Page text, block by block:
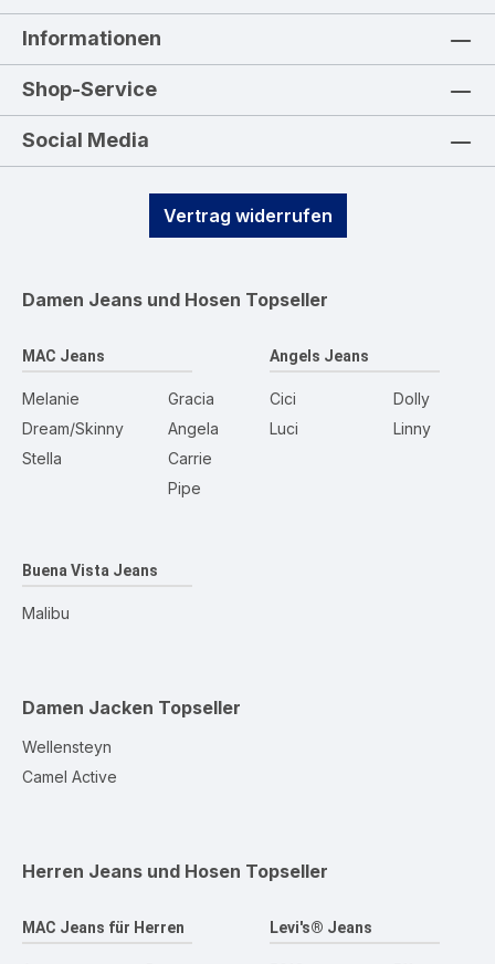
Informationen
Shop-Service
Social Media
Vertrag widerrufen
Damen Jeans und Hosen Topseller
MAC Jeans
Melanie
Dream/Skinny
Stella
Gracia
Angela
Carrie
Pipe
Angels Jeans
Cici
Luci
Dolly
Linny
Buena Vista Jeans
Malibu
Damen Jacken Topseller
Wellensteyn
Camel Active
Herren Jeans und Hosen Topseller
MAC Jeans für Herren Levi's® Jeans